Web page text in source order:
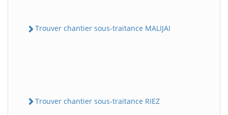
Trouver chantier sous-traitance MALIJAI
Trouver chantier sous-traitance RIEZ